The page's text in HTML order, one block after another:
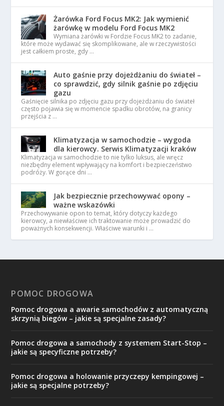
Żarówka Ford Focus MK2: Jak wymienić
żarówkę w modelu Ford Focus MK2
Wymiana żarówki w Fordzie Focus MK2 to zadanie,
które może wydawać się skomplikowane, ale w rzeczywistości
jest całkiem proste, gdy …
Auto gaśnie przy dojeżdżaniu do świateł –
co sprawdzić, gdy silnik gaśnie po zdjęciu
gazu
Gaśnięcie silnika po zdjęciu gazu przy dojeżdżaniu do świateł
często pojawia się w momencie spadku obrotów, na granicy
przejścia z …
Klimatyzacja w samochodzie – wygoda
dla kierowcy. Serwis Klimatyzacji kraków
Klimatyzacja w samochodzie to nie tylko luksus, ale wręcz
niezbędny element wpływający na komfort i bezpieczeństwo
podróży. W gorące dni …
Jak bezpiecznie przechowywać opony –
ważne wskazówki
Przechowywanie opon to temat, który dotyczy każdego
kierowcy, a niewłaściwe ich traktowanie może prowadzić do
poważnych konsekwencji. Właściwe warunki i …
POMOC DROGOWA
Pomoc drogowa a awarie samochodów z automatyczną
skrzynią biegów – jakie są specjalne zasady?
Pomoc drogowa a samochody z systemem Start-Stop –
jakie są specyficzne potrzeby?
Pomoc drogowa a holowanie przyczepy kempingowej –
jakie są specjalne potrzeby?